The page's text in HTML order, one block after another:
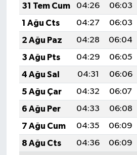
31 Tem Cum
04:26 06:03
1 Ağu Cts
04:27 06:03
2 Ağu Paz
04:28 06:04
3 Ağu Pts
04:29 06:05
4 Ağu Sal
04:31 06:06
5 Ağu Çar
04:32 06:07
6 Ağu Per
04:33 06:08
7 Ağu Cum
04:35 06:09
8 Ağu Cts
04:36 06:09